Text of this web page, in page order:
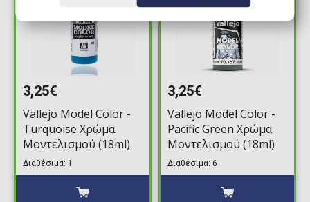
3,25€
Vallejo Model Color -
Turquoise Χρώμα
Μοντελισμού (18ml)
Διαθέσιμα: 1
3,25€
Vallejo Model Color -
Pacific Green Χρώμα
Μοντελισμού (18ml)
Διαθέσιμα: 6